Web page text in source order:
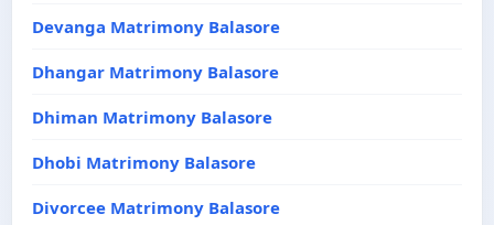
Devanga Matrimony Balasore
Dhangar Matrimony Balasore
Dhiman Matrimony Balasore
Dhobi Matrimony Balasore
Divorcee Matrimony Balasore